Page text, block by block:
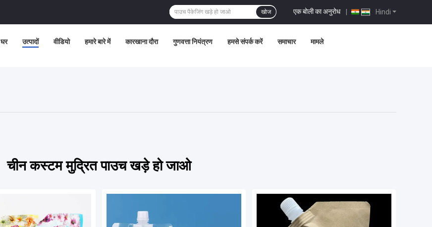
Hindi
एक बोली का अनुरोध |
खोज
घर उत्पादों वीडियो हमारे बारे में कारखाना दौरा गुणवत्ता नियंत्रण हमसे संपर्क करें समाचार मामले
चीन कस्टम मुद्रित पाउच खड़े हो जाओ